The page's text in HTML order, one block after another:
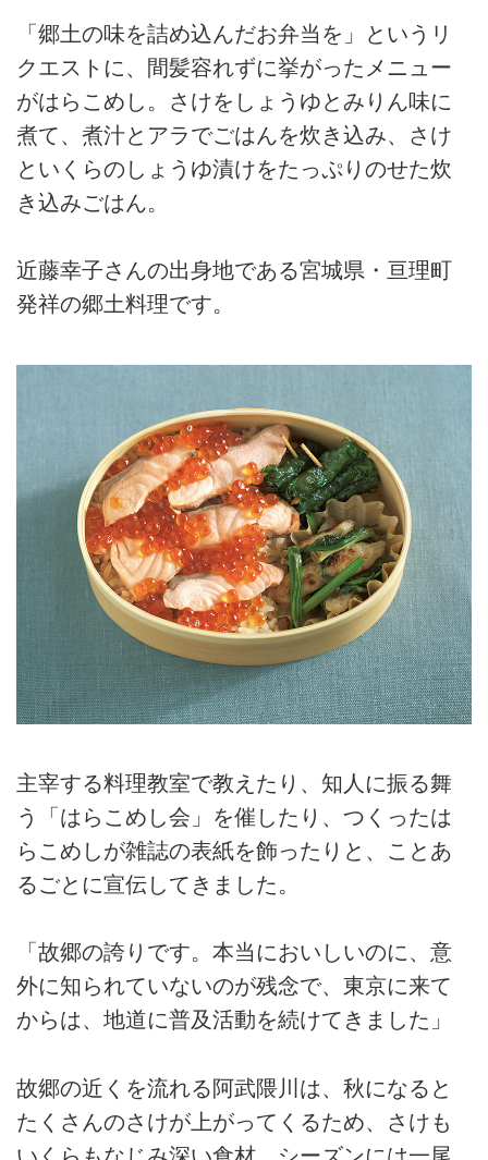
「郷土の味を詰め込んだお弁当を」というリ
クエストに、間髪容れずに挙がったメニュー
がはらこめし。さけをしょうゆとみりん味に
煮て、煮汁とアラでごはんを炊き込み、さけ
といくらのしょうゆ漬けをたっぷりのせた炊
き込みごはん。
近藤幸子さんの出身地である宮城県・亘理町
発祥の郷土料理です。
主宰する料理教室で教えたり、知人に振る舞
う「はらこめし会」を催したり、つくったは
らこめしが雑誌の表紙を飾ったりと、ことあ
るごとに宣伝してきました。
「故郷の誇りです。本当においしいのに、意
外に知られていないのが残念で、東京に来て
からは、地道に普及活動を続けてきました」
故郷の近くを流れる阿武隈川は、秋になると
たくさんのさけが上がってくるため、さけも